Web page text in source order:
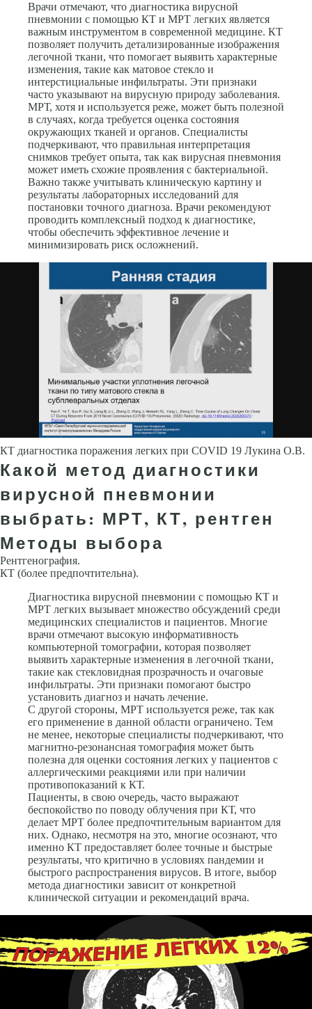
Врачи отмечают, что диагностика вирусной
пневмонии с помощью КТ и МРТ легких является
важным инструментом в современной медицине. КТ
позволяет получить детализированные изображения
легочной ткани, что помогает выявить характерные
изменения, такие как матовое стекло и
интерстициальные инфильтраты. Эти признаки
часто указывают на вирусную природу заболевания.
МРТ, хотя и используется реже, может быть полезной
в случаях, когда требуется оценка состояния
окружающих тканей и органов. Специалисты
подчеркивают, что правильная интерпретация
снимков требует опыта, так как вирусная пневмония
может иметь схожие проявления с бактериальной.
Важно также учитывать клиническую картину и
результаты лабораторных исследований для
постановки точного диагноза. Врачи рекомендуют
проводить комплексный подход к диагностике,
чтобы обеспечить эффективное лечение и
минимизировать риск осложнений.
КТ диагностика поражения легких при COVID 19 Лукина О.В.
Какой метод диагностики
вирусной пневмонии
выбрать: МРТ, КТ, рентген
Методы выбора
Рентгенография.
КТ (более предпочтительна).
Диагностика вирусной пневмонии с помощью КТ и
МРТ легких вызывает множество обсуждений среди
медицинских специалистов и пациентов. Многие
врачи отмечают высокую информативность
компьютерной томографии, которая позволяет
выявить характерные изменения в легочной ткани,
такие как стекловидная прозрачность и очаговые
инфильтраты. Эти признаки помогают быстро
установить диагноз и начать лечение.
С другой стороны, МРТ используется реже, так как
его применение в данной области ограничено. Тем
не менее, некоторые специалисты подчеркивают, что
магнитно-резонансная томография может быть
полезна для оценки состояния легких у пациентов с
аллергическими реакциями или при наличии
противопоказаний к КТ.
Пациенты, в свою очередь, часто выражают
беспокойство по поводу облучения при КТ, что
делает МРТ более предпочтительным вариантом для
них. Однако, несмотря на это, многие осознают, что
именно КТ предоставляет более точные и быстрые
результаты, что критично в условиях пандемии и
быстрого распространения вирусов. В итоге, выбор
метода диагностики зависит от конкретной
клинической ситуации и рекомендаций врача.